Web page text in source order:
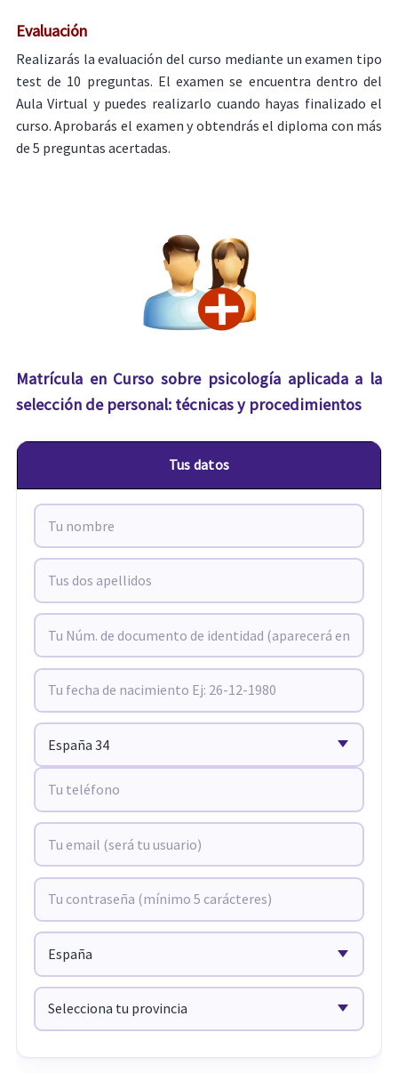
Evaluación
Realizarás la evaluación del curso mediante un examen tipo
test de 10 preguntas. El examen se encuentra dentro del
Aula Virtual y puedes realizarlo cuando hayas finalizado el
curso. Aprobarás el examen y obtendrás el diploma con más
de 5 preguntas acertadas.
Matrícula en Curso sobre psicología aplicada a la
selección de personal: técnicas y procedimientos
Tus datos